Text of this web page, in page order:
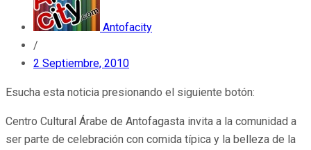
Antofacity
/
2 Septiembre, 2010
Esucha esta noticia presionando el siguiente botón:
Centro Cultural Árabe de Antofagasta invita a la comunidad a
ser parte de celebración con comida típica y la belleza de la